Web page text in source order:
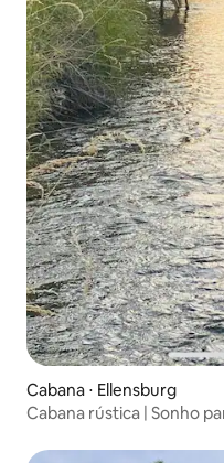
Cabana ⋅ Ellensburg
Cabana rústica | Sonho